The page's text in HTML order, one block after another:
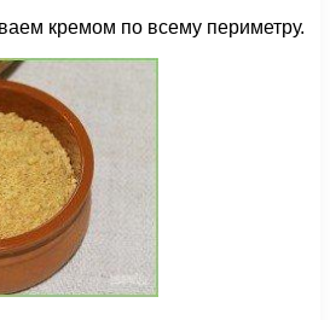
кремом по всему периметру.